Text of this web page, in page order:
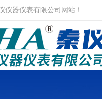
仪器仪表有限公司网站！